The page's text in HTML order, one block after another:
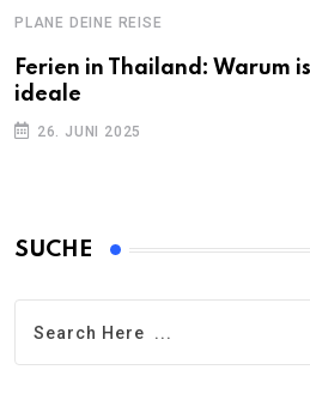
PLANE DEINE REISE
Ferien in Thailand: Warum
ideale
26. JUNI 2025
SUCHE